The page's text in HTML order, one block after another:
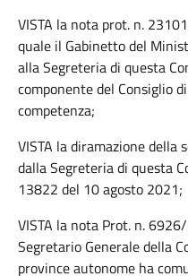
VISTA la nota prot. n.
quale il Gabinetto del
alla Segreteria di questa
componente del Consiglio
competenza;
VISTA la diramazione della
dalla Segreteria di questa
13822 del 10 agosto 2021;
VISTA la nota Prot. n.
Segretario Generale della
province autonome ha